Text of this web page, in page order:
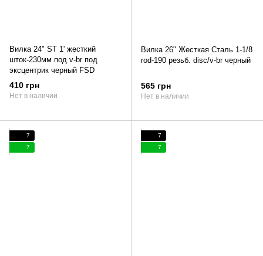
Вилка 24" ST 1' жесткий
шток-230мм под v-br под
эксцентрик черный FSD
410 грн
Нет в наличии
Вилка 26" Жесткая Сталь 1-1/8
rod-190 резьб. disc/v-br черный
565 грн
Нет в наличии
7
7
7
7